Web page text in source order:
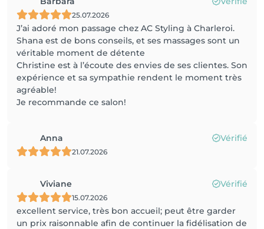
25.07.2026
J’ai adoré mon passage chez AC Styling à Charleroi.
Shana est de bons conseils, et ses massages sont un
véritable moment de détente
Christine est à l’écoute des envies de ses clientes. Son
expérience et sa sympathie rendent le moment très
agréable!
Je recommande ce salon!
Anna Vérifié
21.07.2026
Viviane Vérifié
15.07.2026
excellent service, très bon accueil; peut être garder
un prix raisonnable afin de continuer la fidélisation de